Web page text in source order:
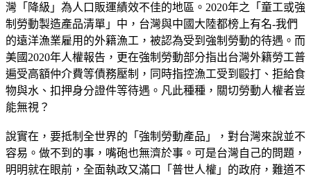
灣「降級」為人口販運績效不佳的地區。2020年之「童工或強
制勞動製造產品清單」中，台灣與中國大陸都榜上有名-我們
的遠洋漁業雇用的外籍漁工，被認為受到強制勞動的待遇。而
美國2020年人權報告，更在強制勞動部分指出台灣外籍勞工普
遍受高額仲介費等債務壓制，同時指控漁工受到毆打、拒給食
物與水、扣押身分證件等待遇。凡此種種，關切勞動人權者豈
能無視？
說實在，要抵制全世界的「強制勞動產品」，對台灣來說並不
容易。做不到的事，嘴砲也無濟於事。可是台灣自己的問題，
明明就在眼前，全面執政又滿口「普世人權」的政府，難道不